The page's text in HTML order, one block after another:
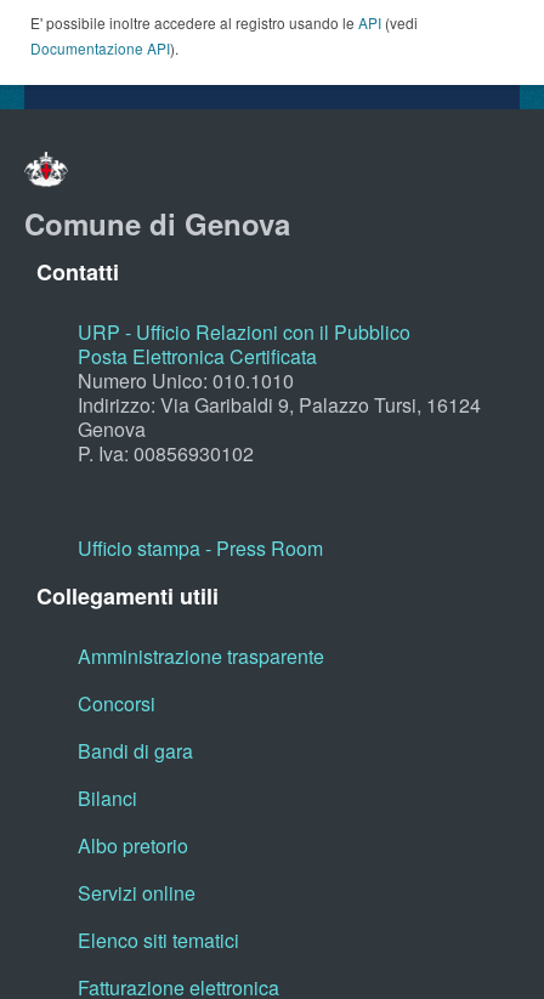
E' possibile inoltre accedere al registro usando le API (vedi
Documentazione API).
Comune di Genova
Contatti
URP - Ufficio Relazioni con il Pubblico
Posta Elettronica Certificata
Numero Unico: 010.1010
Indirizzo: Via Garibaldi 9, Palazzo Tursi, 16124
Genova
P. Iva: 00856930102
Ufficio stampa - Press Room
Collegamenti utili
Amministrazione trasparente
Concorsi
Bandi di gara
Bilanci
Albo pretorio
Servizi online
Elenco siti tematici
Fatturazione elettronica